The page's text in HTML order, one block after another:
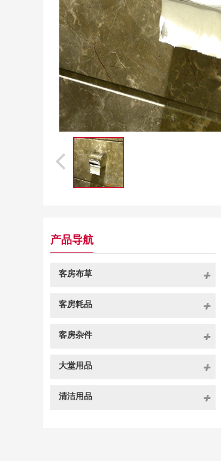
产品导航
客房布草
客房耗品
客房杂件
大堂用品
清洁用品